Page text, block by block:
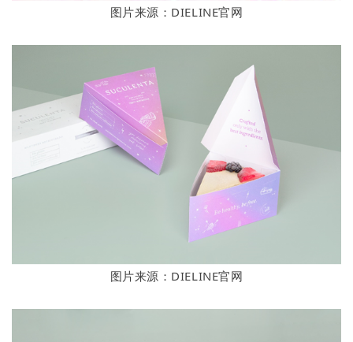
图片来源：DIELINE官网
图片来源：DIELINE官网